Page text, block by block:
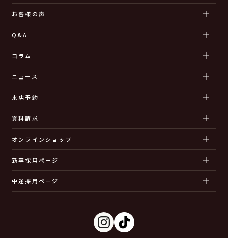
お客様の声
Q&A
コラム
ニュース
来店予約
資料請求
オンラインショップ
新卒採用ページ
中途採用ページ